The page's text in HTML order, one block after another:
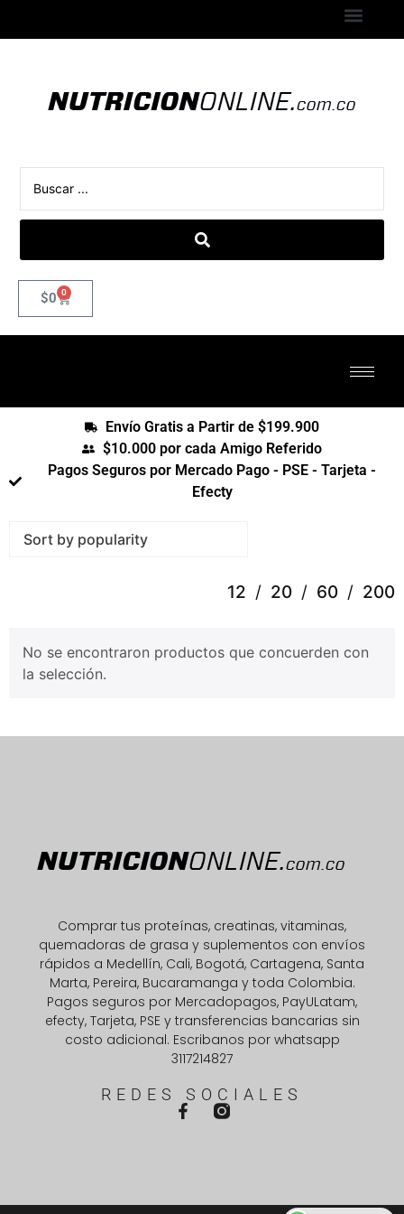
$0 0
Envío Gratis a Partir de $199.900
$10.000 por cada Amigo Referido
Pagos Seguros por Mercado Pago - PSE - Tarjeta -
Efecty
12 20 60 200
No se encontraron productos que concuerden con
la selección.
Comprar tus proteínas, creatinas, vitaminas,
quemadoras de grasa y suplementos con envíos
rápidos a Medellín, Cali, Bogotá, Cartagena, Santa
Marta, Pereira, Bucaramanga y toda Colombia.
Pagos seguros por Mercadopagos, PayULatam,
efecty, Tarjeta, PSE y transferencias bancarias sin
costo adicional. Escribanos por whatsapp
3117214827
REDES SOCIALES